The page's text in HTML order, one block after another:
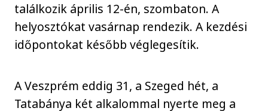
találkozik április 12-én, szombaton. A
helyosztókat vasárnap rendezik. A kezdési
időpontokat később véglegesítik.
A Veszprém eddig 31, a Szeged hét, a
Tatabánya két alkalommal nyerte meg a